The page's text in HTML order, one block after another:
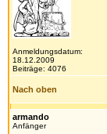
Anmeldungsdatum:
18.12.2009
Beiträge: 4076
Nach oben
armando
Anfänger